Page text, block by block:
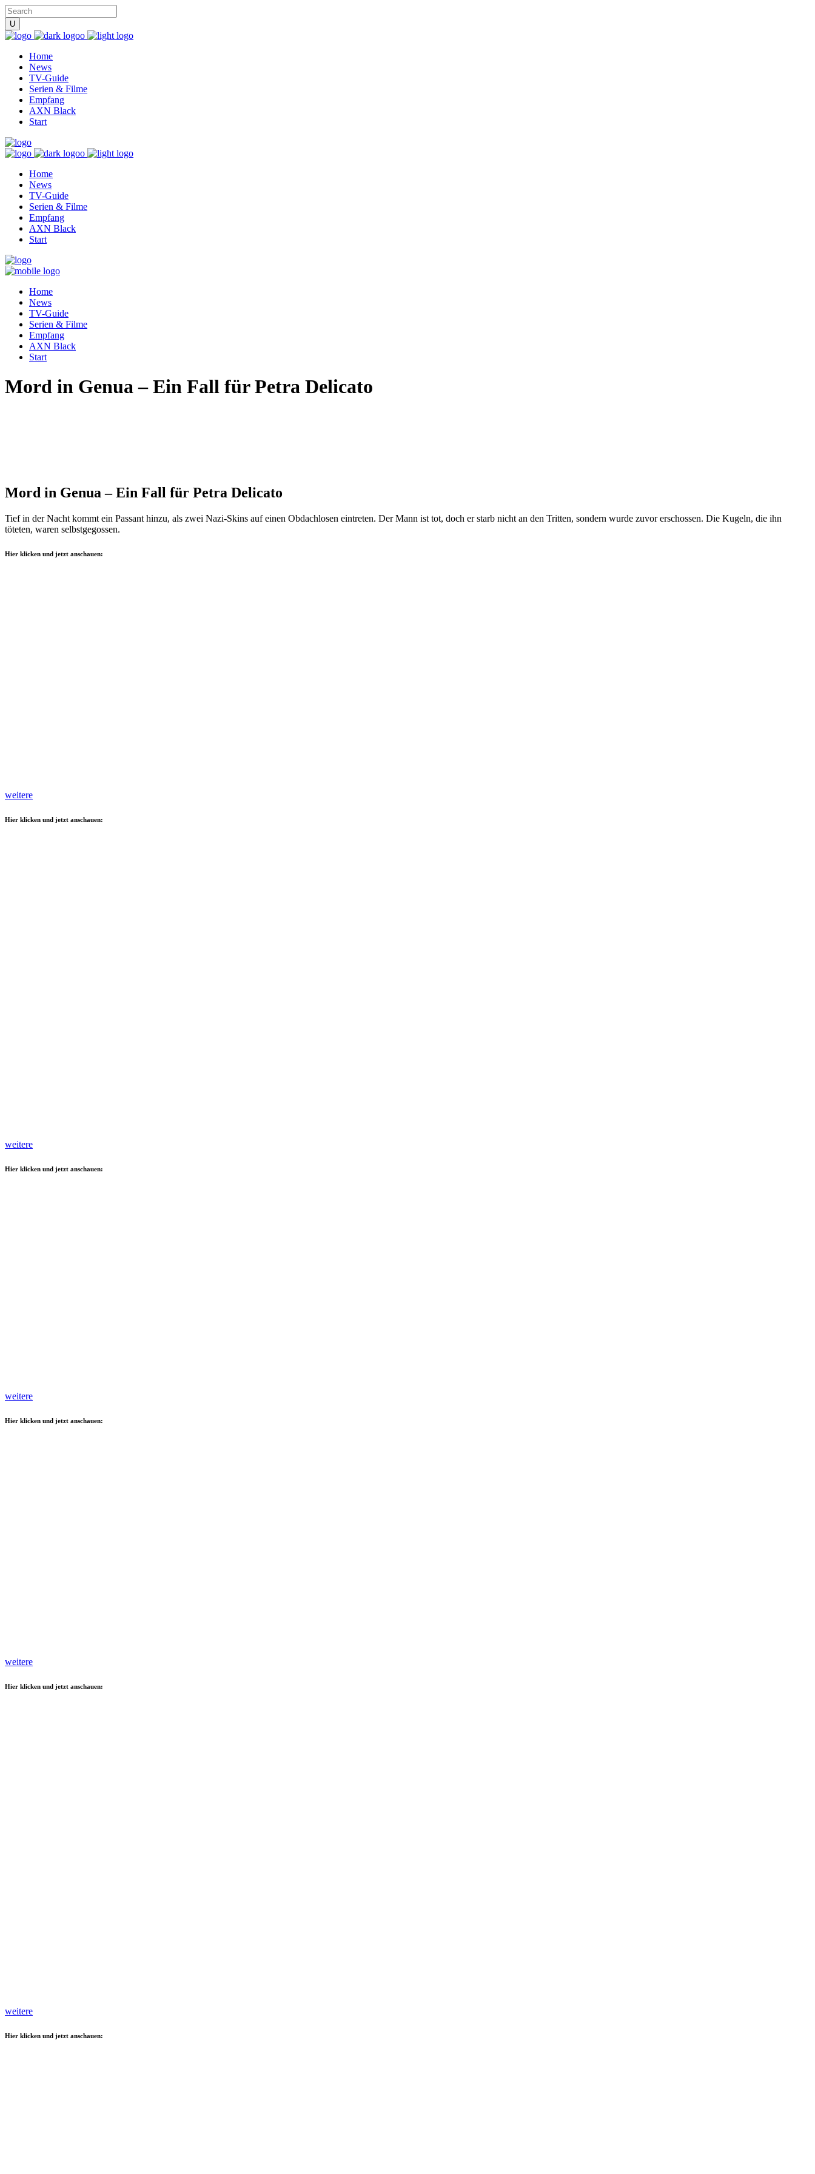
Home
News
TV-Guide
Serien & Filme
Empfang
AXN Black
Start
Home
News
TV-Guide
Serien & Filme
Empfang
AXN Black
Start
Home
News
TV-Guide
Serien & Filme
Empfang
AXN Black
Start
Mord in Genua – Ein Fall für Petra Delicato
Mord in Genua – Ein Fall für Petra Delicato
Tief in der Nacht kommt ein Passant hinzu, als zwei Nazi-Skins auf einen Obdachlosen eintreten. Der Mann ist tot, doch er starb nicht an den Tritten, sondern wurde zuvor erschossen. Die Kugeln, die ihn
töteten, waren selbstgegossen.
Hier klicken und jetzt anschauen:
weitere
Hier klicken und jetzt anschauen:
weitere
Hier klicken und jetzt anschauen:
weitere
Hier klicken und jetzt anschauen:
weitere
Hier klicken und jetzt anschauen:
weitere
Hier klicken und jetzt anschauen: